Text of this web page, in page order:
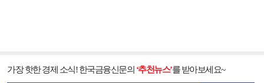
가장 핫한 경제 소식! 한국금융신문의 ‘추천뉴스’를 받아보세요~